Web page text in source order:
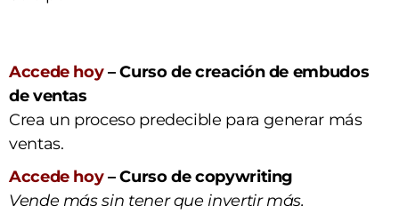
Accede hoy– Curso de creación de embudos
de ventas
Crea un proceso predecible para generar más
ventas.
Accede hoy– Curso de copywriting
Vende más sin tener que invertir más.